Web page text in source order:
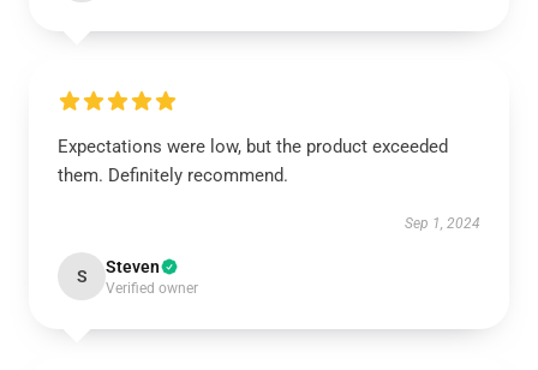
Expectations were low, but the product exceeded
them. Definitely recommend.
Sep 1, 2024
S Steven
Verified owner